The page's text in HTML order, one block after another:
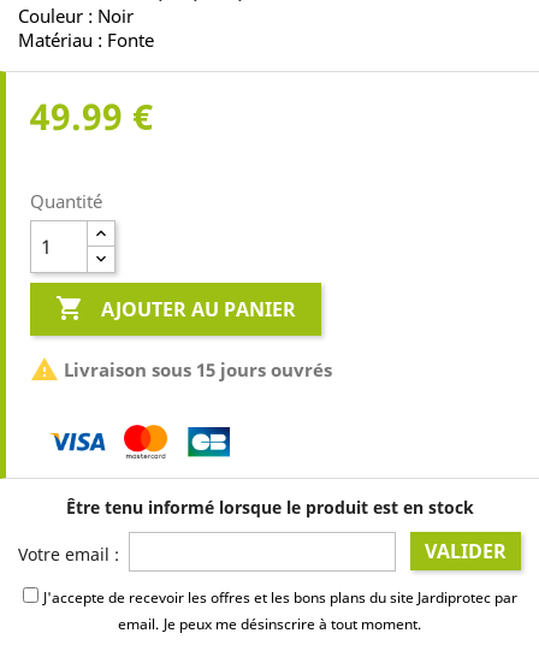
Couleur : Noir
Matériau : Fonte
49.99 €
Quantité
 AJOUTER AU PANIER
 Livraison sous 15 jours ouvrés
Être tenu informé lorsque le produit est en stock
Votre email : VALIDER
J'accepte de recevoir les offres et les bons plans du site Jardiprotec par
email. Je peux me désinscrire à tout moment.